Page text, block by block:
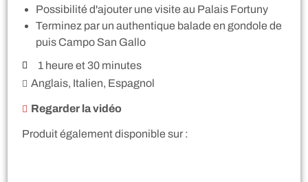
Possibilité d'ajouter une visite au Palais Fortuny
Terminez par un authentique balade en gondole de
puis Campo San Gallo
1 heure et 30 minutes
Anglais, Italien, Espagnol
Regarder la vidéo
Produit également disponible sur :